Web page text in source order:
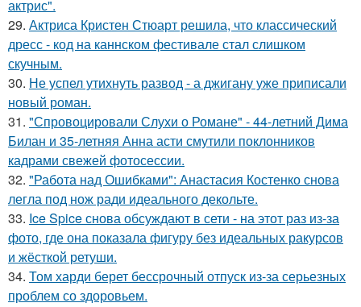
актрис".
29. Актриса Кристен Стюарт решила, что классический
дресс - код на каннском фестивале стал слишком
скучным.
30. Не успел утихнуть развод - а джигану уже приписали
новый роман.
31. "Спровоцировали Слухи о Романе" - 44-летний Дима
Билан и 35-летняя Анна асти смутили поклонников
кадрами свежей фотосессии.
32. "Работа над Ошибками": Анастасия Костенко снова
легла под нож ради идеального декольте.
33. Ice Spice снова обсуждают в сети - на этот раз из-за
фото, где она показала фигуру без идеальных ракурсов
и жёсткой ретуши.
34. Том харди берет бессрочный отпуск из-за серьезных
проблем со здоровьем.